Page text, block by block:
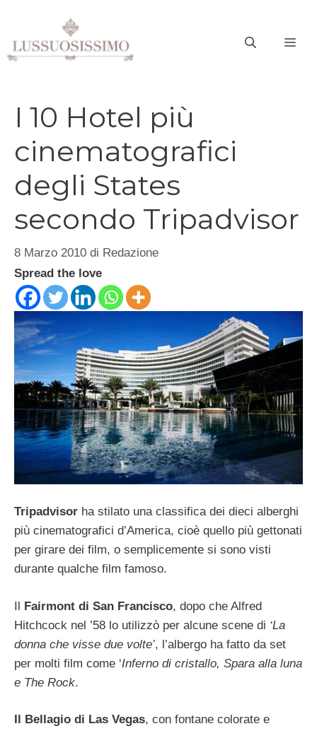
contenuto
I 10 Hotel più
cinematografici
degli States
secondo Tripadvisor
8 Marzo 2010 di Redazione
Spread the love
Tripadvisor ha stilato una classifica dei dieci alberghi
più cinematografici d’America, cioè quello più gettonati
per girare dei film, o semplicemente si sono visti
durante qualche film famoso.
Il Fairmont di San Francisco, dopo che Alfred
Hitchcock nel ’58 lo utilizzò per alcune scene di ‘La
donna che visse due volte’, l’albergo ha fatto da set
per molti film come ‘Inferno di cristallo, Spara alla luna
e The Rock.
Il Bellagio di Las Vegas, con fontane colorate e